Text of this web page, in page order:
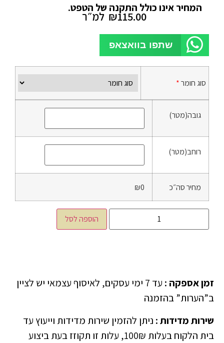
המחיר אינו כולל התקנה של הטפט.
₪115.00 למ״ר
שתפו בוואצאפ
סוג חומר*
גובה(מטר)
רוחב(מטר)
מחיר סה״כ ₪0
הוספה לסל
זמן אספקה :
עד 7 ימי עסקים, לאיסוף עצמאי יש לציין
ב”הערות” בהזמנה
שירות מדידות: ניתן להזמין שירות מדידות וייעוץ עד
בית הלקוח בעלות 100₪, עלות זו תקוזז בעת ביצוע